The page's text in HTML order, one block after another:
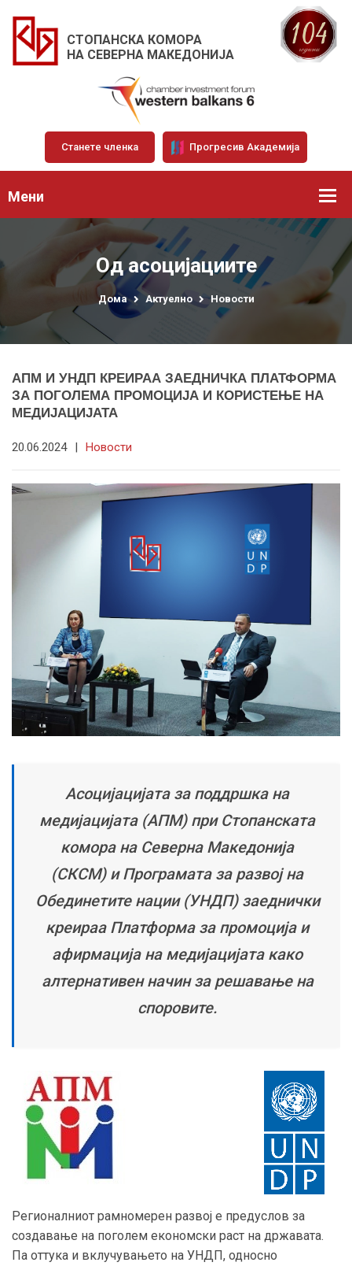
СТОПАНСКА КОМОРА
НА СЕВЕРНА МАКЕДОНИЈА
Станете членка Прогресив Академија
Мени
Од асоцијациите
Дома Актуелно Новости
АПМ И УНДП КРЕИРАА ЗАЕДНИЧКА ПЛАТФОРМА
ЗА ПОГОЛЕМА ПРОМОЦИЈА И КОРИСТЕЊЕ НА
МЕДИЈАЦИЈАТА
20.06.2024 | Новости
Асоцијацијата за поддршка на
медијацијата (АПМ) при Стопанската
комора на Северна Македонија
(СКСМ) и Програмата за развој на
Обединетите нации (УНДП) заеднички
креираа Платформа за промоција и
афирмација на медијацијата како
алтернативен начин зa решавање на
споровите.
Регионалниот рамномерен развој е предуслов за
создавање на поголем економски раст на државата.
Па оттука и вклучувањето на УНДП, односно